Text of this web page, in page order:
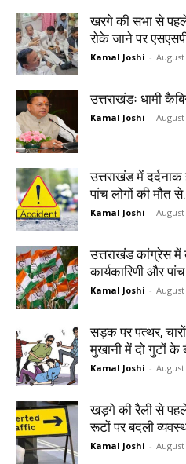
खरगे की सभा से पहले
रोके जाने पर
Kamal Joshi - August
उत्तराखंडः धामी
Kamal Joshi - August
उत्तराखंड में दर्दनाक
पांच लोगों की मौत
Kamal Joshi - August
उत्तराखंड कांग्रेस
कार्यकारिणी और
Kamal Joshi - August
सड़क पर पत्थर,
मुखानी में दो गुटों के
Kamal Joshi - August
खड़गे की रैली से पहले
रूटों पर बदली
Kamal Joshi - August